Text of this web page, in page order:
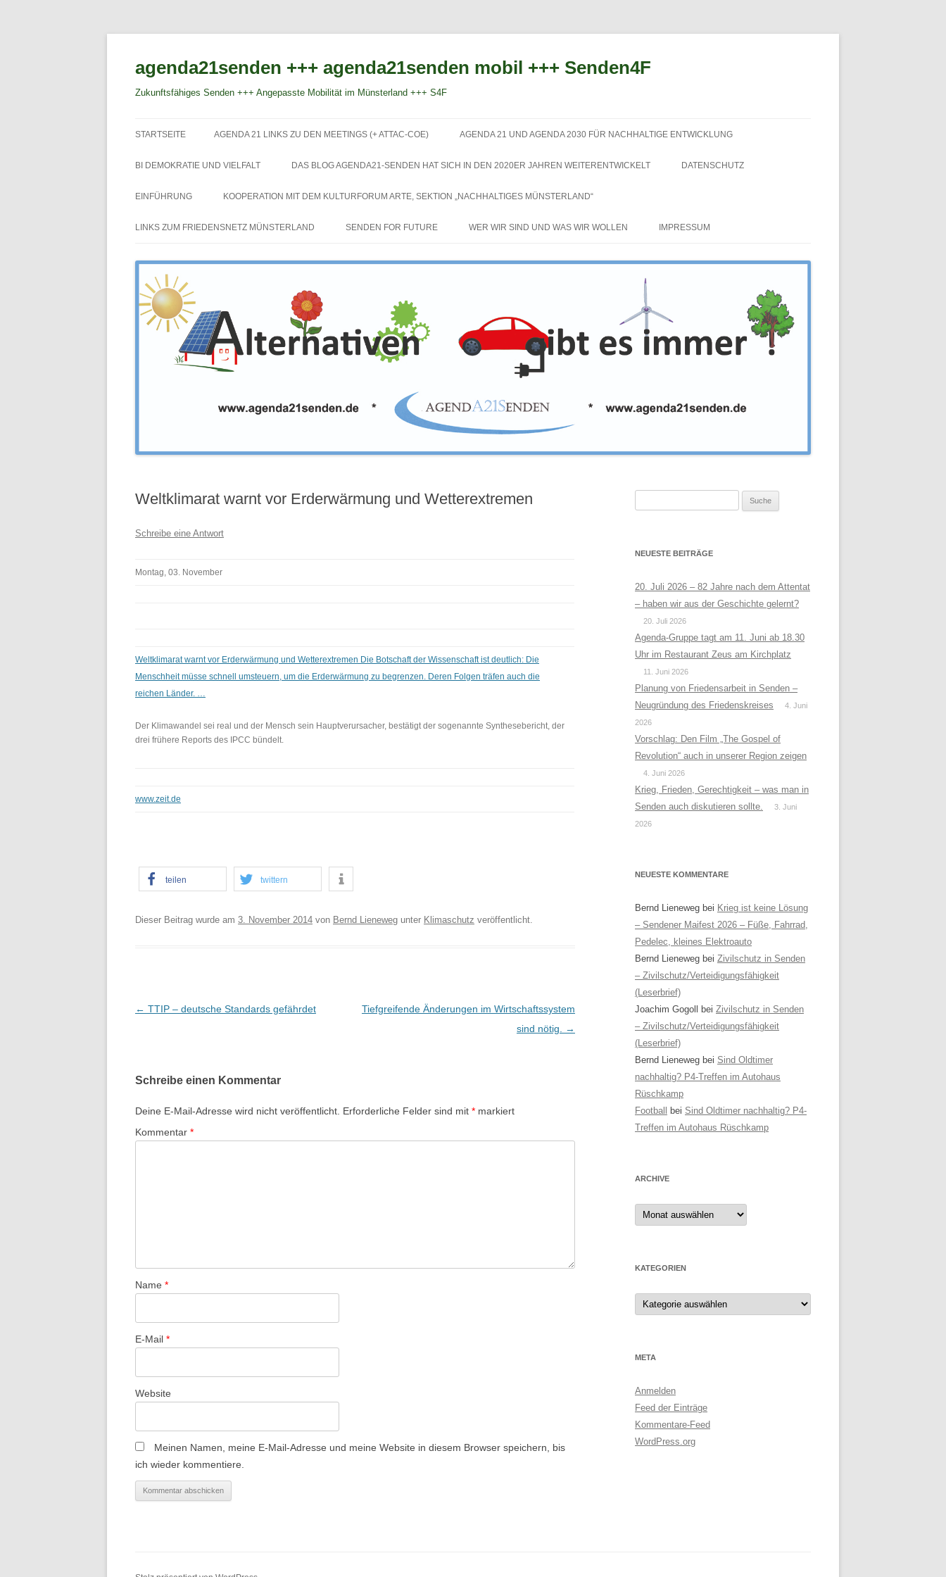
agenda21senden +++ agenda21senden mobil +++ Senden4F
Zukunftsfähiges Senden +++ Angepasste Mobilität im Münsterland +++ S4F
Inhalt
STARTSEITE AGENDA 21 LINKS ZU DEN MEETINGS (+ ATTAC-COE) AGENDA 21 UND AGENDA 2030 FÜR NACHHALTIGE ENTWICKLUNG
BI DEMOKRATIE UND VIELFALT DAS BLOG AGENDA21-SENDEN HAT SICH IN DEN 2020ER JAHREN WEITERENTWICKELT DATENSCHUTZ
EINFÜHRUNG KOOPERATION MIT DEM KULTURFORUM ARTE, SEKTION „NACHHALTIGES MÜNSTERLAND“
LINKS ZUM FRIEDENSNETZ MÜNSTERLAND SENDEN FOR FUTURE WER WIR SIND UND WAS WIR WOLLEN IMPRESSUM
Weltklimarat warnt vor Erderwärmung und Wetterextremen
Schreibe eine Antwort
Montag, 03. November
Weltklimarat warnt vor Erderwärmung und Wetterextremen Die Botschaft der Wissenschaft ist deutlich: Die
Menschheit müsse schnell umsteuern, um die Erderwärmung zu begrenzen. Deren Folgen träfen auch die
reichen Länder. …
Der Klimawandel sei real und der Mensch sein Hauptverursacher, bestätigt der sogenannte Synthesebericht, der
drei frühere Reports des IPCC bündelt.
www.zeit.de
teilen twittern
Dieser Beitrag wurde am 3. November 2014 von Bernd Lieneweg unter Klimaschutz veröffentlicht.
B
r
a
g
g
a
i
o
← TTIP – deutsche Standards gefährdet
Tiefgreifende Änderungen im Wirtschaftssystem
sind nötig.
→
Schreibe einen Kommentar
Deine E-Mail-Adresse wird nicht veröffentlicht. Erforderliche Felder sind mit * markiert
Kommentar *
Name *
E-Mail *
Website
Meinen Namen, meine E-Mail-Adresse und meine Website in diesem Browser speichern, bis
ich wieder kommentiere.
NEUESTE BEITRÄGE
20. Juli 2026 – 82 Jahre nach dem Attentat
– haben wir aus der Geschichte gelernt?
20. Juli 2026
Agenda-Gruppe tagt am 11. Juni ab 18.30
Uhr im Restaurant Zeus am Kirchplatz
11. Juni 2026
Planung von Friedensarbeit in Senden –
Neugründung des Friedenskreises
4. Juni
2026
Vorschlag: Den Film „The Gospel of
Revolution“ auch in unserer Region zeigen
4. Juni 2026
Krieg, Frieden, Gerechtigkeit – was man in
Senden auch diskutieren sollte.
3. Juni
2026
NEUESTE KOMMENTARE
Bernd Lieneweg bei Krieg ist keine Lösung
– Sendener Maifest 2026 – Füße, Fahrrad,
Pedelec, kleines Elektroauto
Bernd Lieneweg bei Zivilschutz in Senden
– Zivilschutz/Verteidigungsfähigkeit
(Leserbrief)
Joachim Gogoll
bei Zivilschutz in Senden
– Zivilschutz/Verteidigungsfähigkeit
(Leserbrief)
Bernd Lieneweg bei Sind Oldtimer
nachhaltig? P4-Treffen im Autohaus
Rüschkamp
Football
bei Sind Oldtimer nachhaltig? P4-
Treffen im Autohaus Rüschkamp
ARCHIVE
Archive
KATEGORIEN
Kategorien
META
Anmelden
Feed der Einträge
Kommentare-Feed
WordPress.org